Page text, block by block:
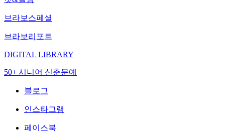
브라보스페셜
브라보리포트
DIGITAL LIBRARY
50+ 시니어 신춘문예
블로그
인스타그램
페이스북